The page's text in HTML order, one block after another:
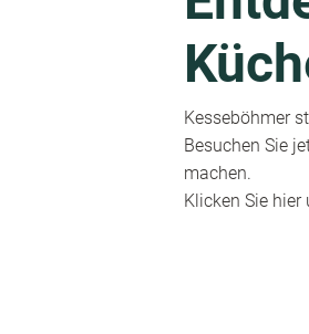
Kesseböhmer
Besuchen Sie
machen.
Klicken Sie hier